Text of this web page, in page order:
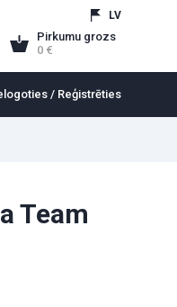
LV
Pirkumu grozs
0
/ Reģistrēties
Team